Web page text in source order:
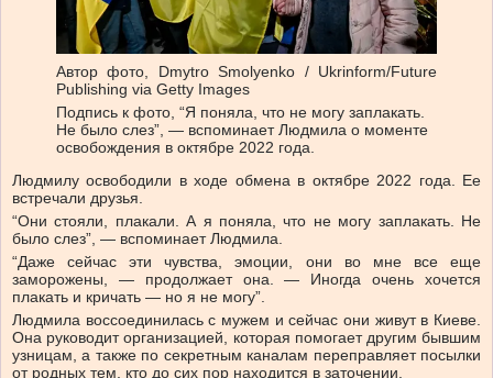
Автор фото, Dmytro Smolyenko / Ukrinform/Future
Publishing via Getty Images
Подпись к фото, “Я поняла, что не могу заплакать.
Не было слез”, — вспоминает Людмила о моменте
освобождения в октябре 2022 года.
Людмилу освободили в ходе обмена в октябре 2022 года. Ее
встречали друзья.
“Они стояли, плакали. А я поняла, что не могу заплакать. Не
было слез”, — вспоминает Людмила.
“Даже сейчас эти чувства, эмоции, они во мне все еще
заморожены, — продолжает она. — Иногда очень хочется
плакать и кричать — но я не могу”.
Людмила воссоединилась с мужем и сейчас они живут в Киеве.
Она руководит организацией, которая помогает другим бывшим
узницам, а также по секретным каналам переправляет посылки
от родных тем, кто до сих пор находится в заточении.